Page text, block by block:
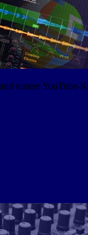
unsere YouTube-